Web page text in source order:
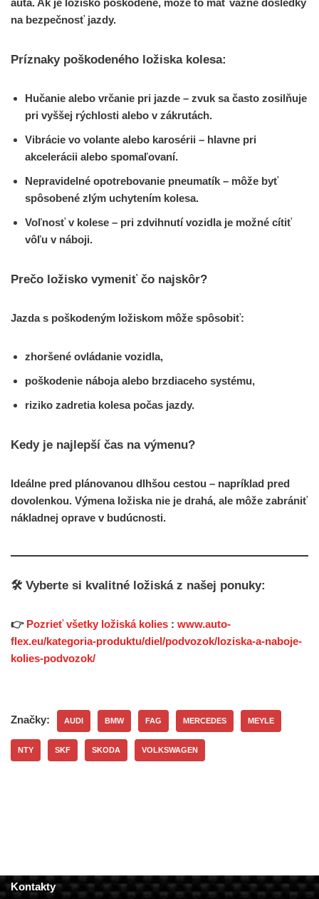
auta. Ak je ložisko poškodené, môže to mať vážne dôsledky
na bezpečnosť jazdy.
Príznaky poškodeného ložiska kolesa:
Hučanie alebo vrčanie pri jazde – zvuk sa často zosilňuje
pri vyššej rýchlosti alebo v zákrutách.
Vibrácie vo volante alebo karosérii – hlavne pri
akcelerácii alebo spomaľovaní.
Nepravidelné opotrebovanie pneumatík – môže byť
spôsobené zlým uchytením kolesa.
Voľnosť v kolese – pri zdvihnutí vozidla je možné cítiť
vôľu v náboji.
Prečo ložisko vymeniť čo najskôr?
Jazda s poškodeným ložiskom môže spôsobiť:
zhoršené ovládanie vozidla,
poškodenie náboja alebo brzdiaceho systému,
riziko zadretia kolesa počas jazdy.
Kedy je najlepší čas na výmenu?
Ideálne pred plánovanou dlhšou cestou – napríklad pred
dovolenkou. Výmena ložiska nie je drahá, ale môže zabrániť
nákladnej oprave v budúcnosti.
🛠️ Vyberte si kvalitné ložiská z našej ponuky:
👉 Pozrieť všetky ložiská kolies : www.auto-
flex.eu/kategoria-produktu/diel/podvozok/loziska-a-naboje-
kolies-podvozok/
Značky: AUDI BMW FAG MERCEDES MEYLE
NTY SKF SKODA VOLKSWAGEN
Kontakty